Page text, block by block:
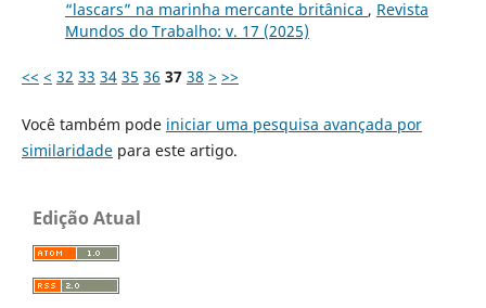
“lascars” na marinha mercante britânica , Revista
Mundos do Trabalho: v. 17 (2025)
<< < 32 33 34 35 36 37 38 > >>
Você também pode iniciar uma pesquisa avançada por
similaridadepara este artigo.
Edição Atual